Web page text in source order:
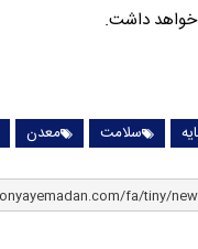
داشت.
سلامت معدن